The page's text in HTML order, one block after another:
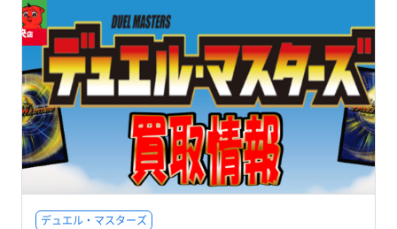
デュエル・マスターズ